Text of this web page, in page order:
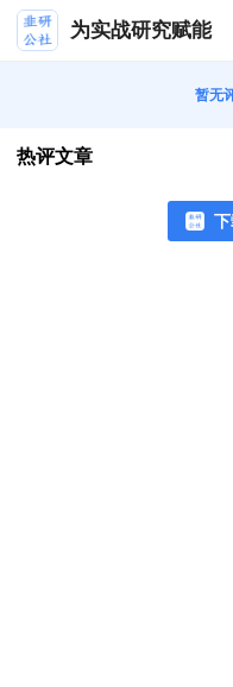
为实战研究赋能
暂无
热评文章